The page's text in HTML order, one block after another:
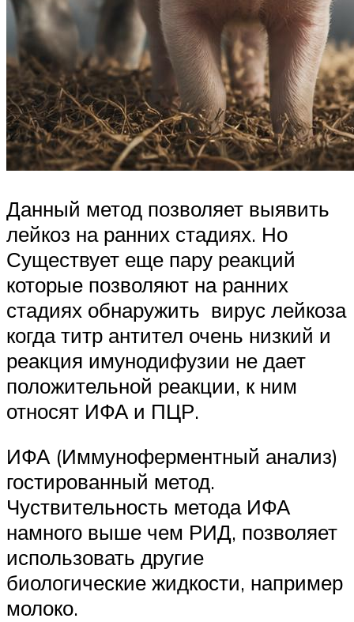
Данный метод позволяет выявить
лейкоз на ранних стадиях. Но
Существует еще пару реакций
которые позволяют на ранних
стадиях обнаружить вирус лейкоза
когда титр антител очень низкий и
реакция имунодифузии не дает
положительной реакции, к ним
относят ИФА и ПЦР.
ИФА (Иммуноферментный анализ)
гостированный метод.
Чуствительность метода ИФА
намного выше чем РИД, позволяет
использовать другие
биологические жидкости, например
молоко.